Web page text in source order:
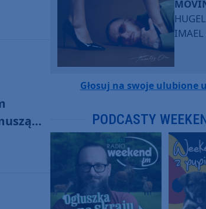
IMAEL
Głosuj na swoje ulubione
PODCASTY